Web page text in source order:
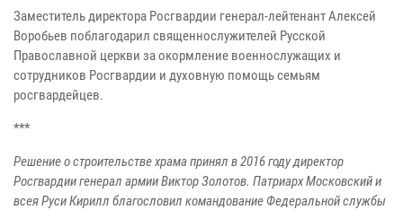
Заместитель директора Росгвардии генерал-лейтенант Алексей
Воробьев поблагодарил священнослужителей Русской
Православной церкви за окормление военнослужащих и
сотрудников Росгвардии и духовную помощь семьям
росгвардейцев.
***
Решение о строительстве храма принял в 2016 году директор
Росгвардии генерал армии Виктор Золотов. Патриарх Московский и
всея Руси Кирилл благословил командование Федеральной службы